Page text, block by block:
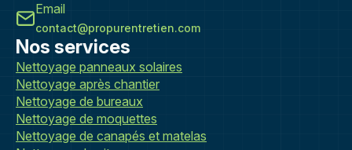
Email
contact@propurentretien.com
Nos services
Nettoyage panneaux solaires
Nettoyage après chantier
Nettoyage de bureaux
Nettoyage de moquettes
Nettoyage de canapés et matelas